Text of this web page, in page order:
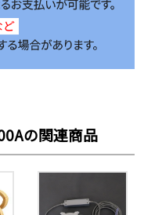
の関連商品